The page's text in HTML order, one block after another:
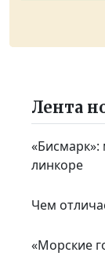
Лента
линкоре
Чем
«Морские